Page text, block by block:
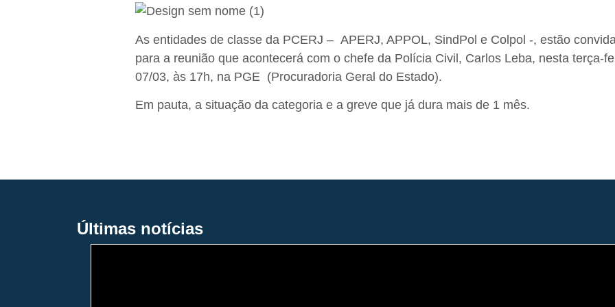
As entidades de classe da PCERJ – APERJ, APPOL, SindPol e Colpol -, estão
para a reunião que acontecerá com o chefe da Polícia Civil, Carlos Leba, nesta terça-
07/03, às 17h, na PGE (Procuradoria Geral do Estado).
Em pauta, a situação da categoria e a greve que já dura mais de 1 mês.
Últimas notícias